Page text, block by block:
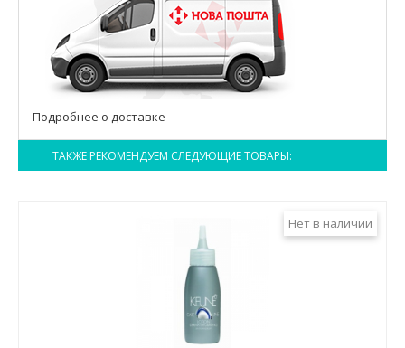
Подробнее о доставке
ТАКЖЕ РЕКОМЕНДУЕМ СЛЕДУЮЩИЕ ТОВАРЫ:
Нет в наличии